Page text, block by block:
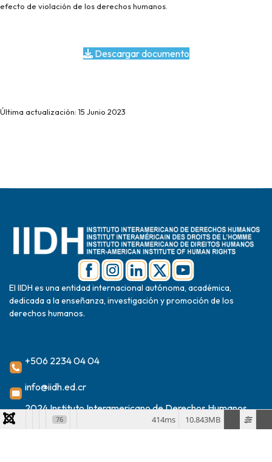
efecto de violación de los derechos humanos.
Descargar documento
Última actualización: 15 Junio 2023
El IIDH es una entidad internacional autónoma, académica,
dedicada a la enseñanza, investigación y promoción de los
derechos humanos.
+506 2234 04 04
info@iidh.ed.cr
2024 Instituto Interamericano de Derechos Humanos
76 10.843MB
414ms